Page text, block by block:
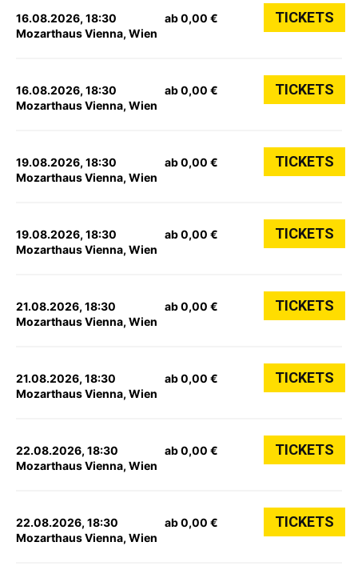
16.08.2026, 18:30
Mozarthaus Vienna, Wien
ab 0,00 € TICKETS
16.08.2026, 18:30
Mozarthaus Vienna, Wien
ab 0,00 € TICKETS
19.08.2026, 18:30
Mozarthaus Vienna, Wien
ab 0,00 € TICKETS
19.08.2026, 18:30
Mozarthaus Vienna, Wien
ab 0,00 € TICKETS
21.08.2026, 18:30
Mozarthaus Vienna, Wien
ab 0,00 € TICKETS
21.08.2026, 18:30
Mozarthaus Vienna, Wien
ab 0,00 € TICKETS
22.08.2026, 18:30
Mozarthaus Vienna, Wien
ab 0,00 € TICKETS
22.08.2026, 18:30
Mozarthaus Vienna, Wien
ab 0,00 € TICKETS